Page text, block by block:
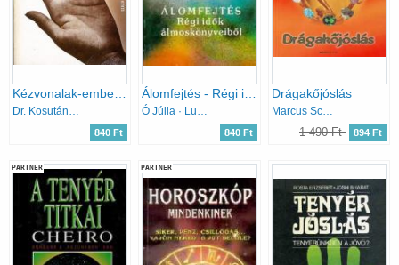
Dr. Kosutány István
840 Ft
Ó Júlia · Lux Alfréd
840 Ft
Drágakőjóslás
Marcus Schmieke
1 490 Ft 894 Ft
PARTNER PARTNER